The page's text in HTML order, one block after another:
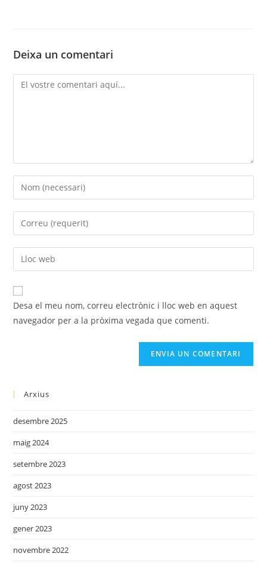
Deixa un comentari
Desa el meu nom, correu electrònic i lloc web en aquest
navegador per a la pròxima vegada que comenti.
Arxius
desembre 2025
maig 2024
setembre 2023
agost 2023
juny 2023
gener 2023
novembre 2022